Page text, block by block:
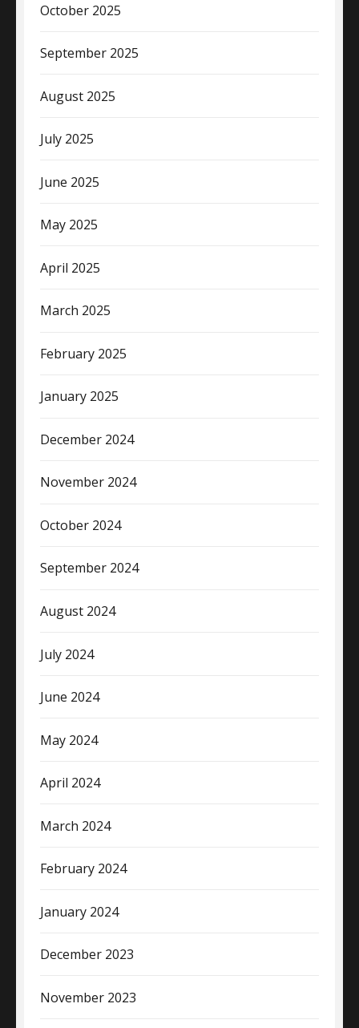
October 2025
September 2025
August 2025
July 2025
June 2025
May 2025
April 2025
March 2025
February 2025
January 2025
December 2024
November 2024
October 2024
September 2024
August 2024
July 2024
June 2024
May 2024
April 2024
March 2024
February 2024
January 2024
December 2023
November 2023